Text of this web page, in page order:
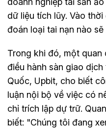
dữ liệu tích lũy. Vào
đoán loại tai nạn nào sẽ
Trong khi đó, một
điều hành sàn giao
Quốc, Upbit, cho biết
luận nội bộ về việc có
chỉ trích lập dự trữ.
biết: "Chúng tôi đang